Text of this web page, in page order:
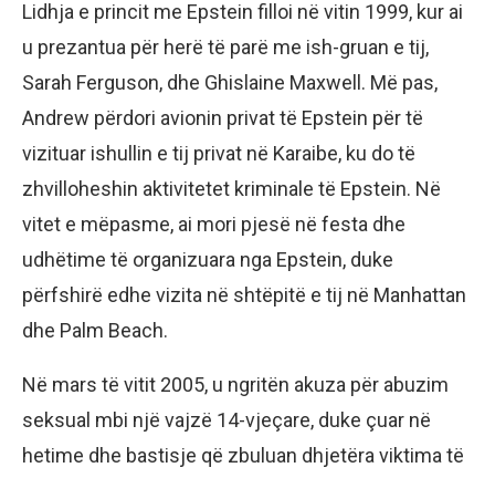
Lidhja e princit me Epstein filloi në vitin 1999, kur ai
u prezantua për herë të parë me ish-gruan e tij,
Sarah Ferguson, dhe Ghislaine Maxwell. Më pas,
Andrew përdori avionin privat të Epstein për të
vizituar ishullin e tij privat në Karaibe, ku do të
zhvilloheshin aktivitetet kriminale të Epstein. Në
vitet e mëpasme, ai mori pjesë në festa dhe
udhëtime të organizuara nga Epstein, duke
përfshirë edhe vizita në shtëpitë e tij në Manhattan
dhe Palm Beach.
Në mars të vitit 2005, u ngritën akuza për abuzim
seksual mbi një vajzë 14-vjeçare, duke çuar në
hetime dhe bastisje që zbuluan dhjetëra viktima të